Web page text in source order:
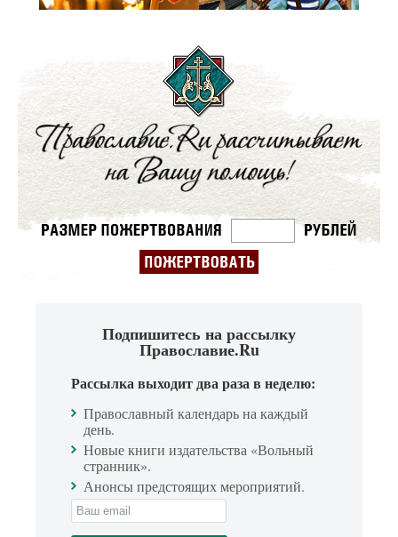
Подпишитесь на рассылку
Православие.Ru
Рассылка выходит два раза в неделю:
Православный календарь на каждый
день.
Новые книги издательства «Вольный
странник».
Анонсы предстоящих мероприятий.